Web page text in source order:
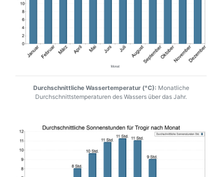
Durchschnittliche Wassertemperatur (°C): Monatliche
Durchschnittstemperaturen des Wassers über das Jahr.